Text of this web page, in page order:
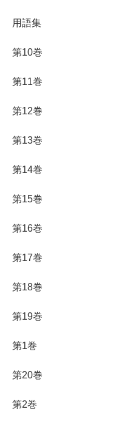
用語集
第10巻
第11巻
第12巻
第13巻
第14巻
第15巻
第16巻
第17巻
第18巻
第19巻
第1巻
第20巻
第2巻